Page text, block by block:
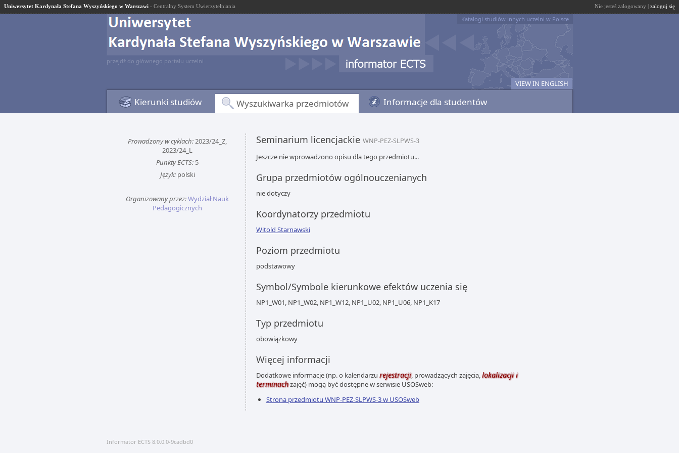
Uniwersytet Kardynała Stefana Wyszyńskiego w Warszawi - Centralny System Uwierzytelniania Nie jesteś zalogowany | zaloguj się
przejdź do głównego portalu uczelni
Katalogi studiów innych uczelni w Polsce
VIEW IN ENGLISH
Kierunki studiów Wyszukiwarka przedmiotów Informacje dla studentów
Prowadzony w cyklach:2023/24_Z,
2023/24_L
Punkty ECTS: 5
Język:polski
Organizowany przez:Wydział Nauk
Pedagogicznych
Seminarium licencjackie WNP-PEZ-SLPWS-3
Jeszcze nie wprowadzono opisu dla tego przedmiotu...
Grupa przedmiotów ogólnouczenianych
nie dotyczy
Koordynatorzy przedmiotu
Witold Starnawski
Poziom przedmiotu
podstawowy
Symbol/Symbole kierunkowe efektów uczenia się
NP1_W01, NP1_W02, NP1_W12, NP1_U02, NP1_U06, NP1_K17
Typ przedmiotu
obowiązkowy
Więcej informacji
Dodatkowe informacje (np. o kalendarzu rejestracji, prowadzących zajęcia,lokalizacji i
terminachzajęć) mogą być dostępne w serwisie USOSweb:
Strona przedmiotu WNP-PEZ-SLPWS-3 w USOSweb
Informator ECTS 8.0.0.0-9cadbd0